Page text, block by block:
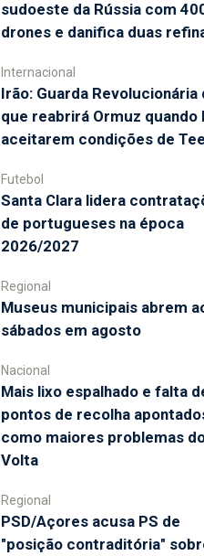
sudoeste da Rússia com
drones e danifica duas
Internacional
Irão: Guarda Revolucionária
que reabrirá Ormuz quando
aceitarem condições de
Futebol
Santa Clara lidera
de portugueses na época
2026/2027
Regional
Museus municipais abrem
sábados em agosto
Nacional
Mais lixo espalhado e falta
pontos de recolha
como maiores problemas
Volta
Regional
PSD/Açores acusa PS de
"posição contraditória"